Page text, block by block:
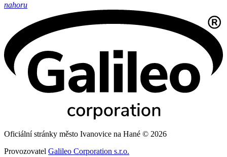
nahoru
Oficiální stránky město Ivanovice na Hané © 2026
Provozovatel Galileo Corporation s.r.o.